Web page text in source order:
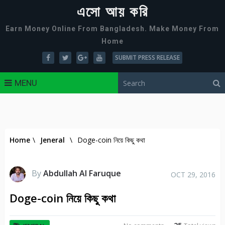
এসো আয় করি
Earn Money Online From Bangladesh. Make Money From
Home
SUBMIT PRESS RELEASE
MENU
Home \ Jeneral \ Doge-coin নিয়ে কিছু কথা
ByAbdullah Al Faruque OCT 29, 2016
Doge-coin নিয়ে কিছু কথা